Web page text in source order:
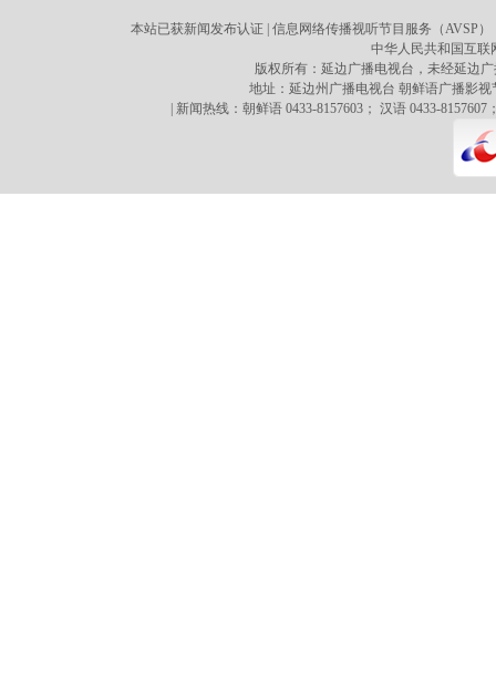
本站已获新闻发布认证 | 信息网络传播视听节目服务（AVSP）
中华人民共和国互联
版权所有：延边广播电视台，未经延边
地址：延边州广播电视台 朝鲜语广播影视
| 新闻热线：朝鲜语 0433-8157603； 汉语 0433-